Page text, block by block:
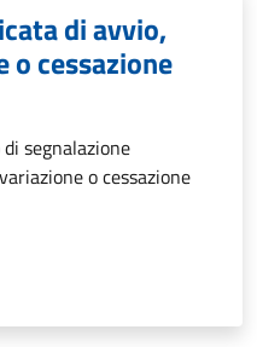
di avvio,
o cessazione
segnalazione
o cessazione